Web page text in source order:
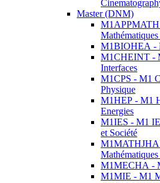
Master (DNM)
M1BIOHEA -
M1CHEINT -
Interfaces
M1CPS - M1
Physique
M1HEP - M1
Energies
M1IES - M1
et Société
M1MECHA -
M1MIE - M1